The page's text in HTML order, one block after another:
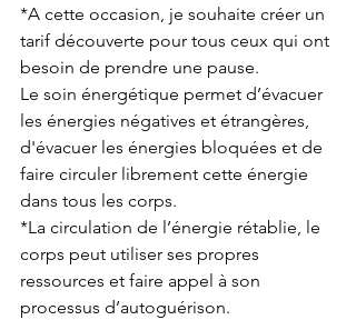
*A cette occasion, je souhaite créer un
tarif découverte pour tous ceux qui ont
besoin de prendre une pause.
Le soin énergétique permet d’évacuer
les énergies négatives et étrangères,
d'évacuer les énergies bloquées et de
faire circuler librement cette énergie
dans tous les corps.
*La circulation de l’énergie rétablie, le
corps peut utiliser ses propres
ressources et faire appel à son
processus d’autoguérison.